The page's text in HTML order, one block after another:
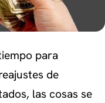
para
de
las cosas se